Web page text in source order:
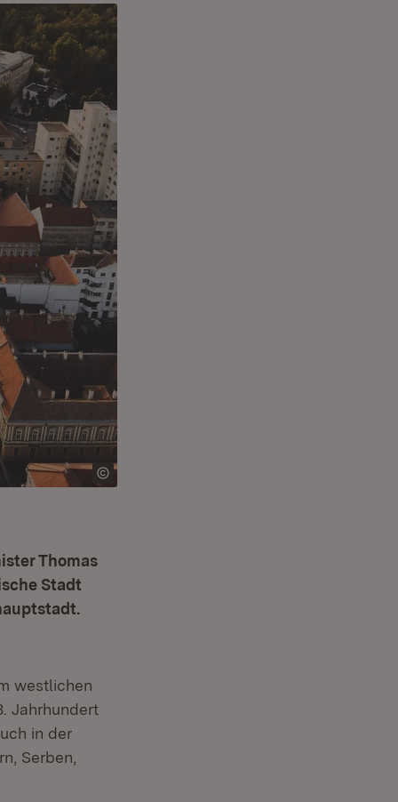
Thomas
Stadt
westlichen
Jahrhundert
in der
Serben,